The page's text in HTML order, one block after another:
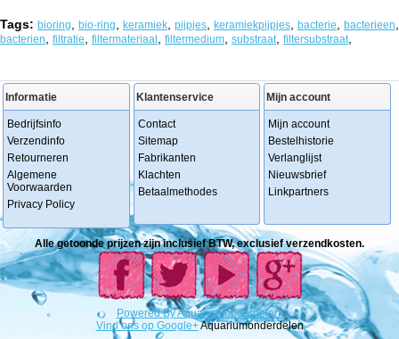
Tags: bioring bio-ring keramiek pijpjes keramiekpijpjes bacterie bacterieen
bacterien filtratie filtermateriaal filtermedium substraat filtersubstraat
Informatie
Bedrijfsinfo
Verzendinfo
Retourneren
Algemene
Voorwaarden
Privacy Policy
Klantenservice
Contact
Sitemap
Fabrikanten
Klachten
Betaalmethodes
Mijn account
Mijn account
Bestelhistorie
Verlanglijst
Nieuwsbrief
Linkpartners
Alle getoonde prijzen zijn inclusief BTW, exclusief verzendkosten.
PoweredByAquariumonderdelen.
Vind ons op Google+Aquariumonderdelen